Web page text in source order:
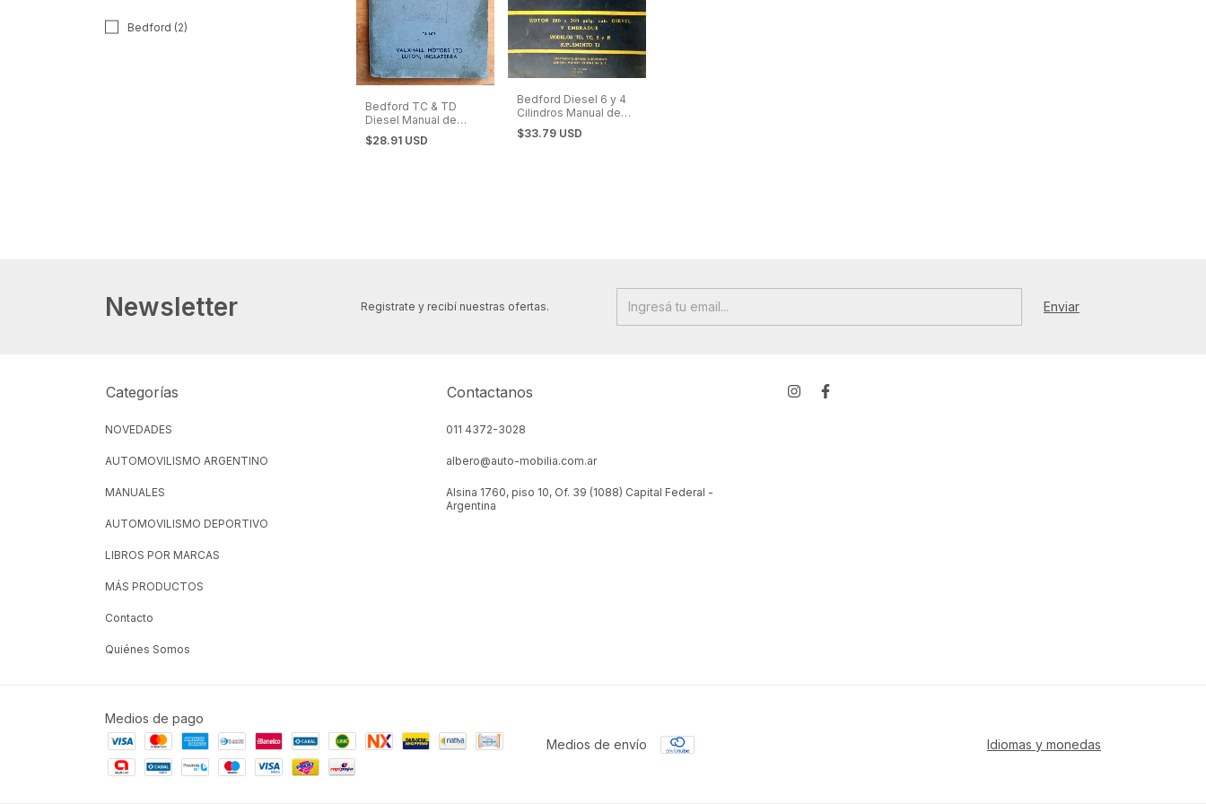
Bedford (2)
Bedford TC & TD
Diesel Manual de
Instrucciones
$28.91 USD
Bedford Diesel 6 y 4
Cilindros Manual de
Taller Motor y
Embrague
$33.79 USD
Newsletter Registrate y recibí nuestras ofertas.
Categorías
NOVEDADES
AUTOMOVILISMO ARGENTINO
MANUALES
AUTOMOVILISMO DEPORTIVO
LIBROS POR MARCAS
MÁS PRODUCTOS
Contacto
Quiénes Somos
Contactanos
011 4372-3028
albero@auto-mobilia.com.ar
Alsina 1760, piso 10, Of. 39 (1088) Capital Federal -
Argentina
Medios de pago
Medios de envío
Idiomas y monedas